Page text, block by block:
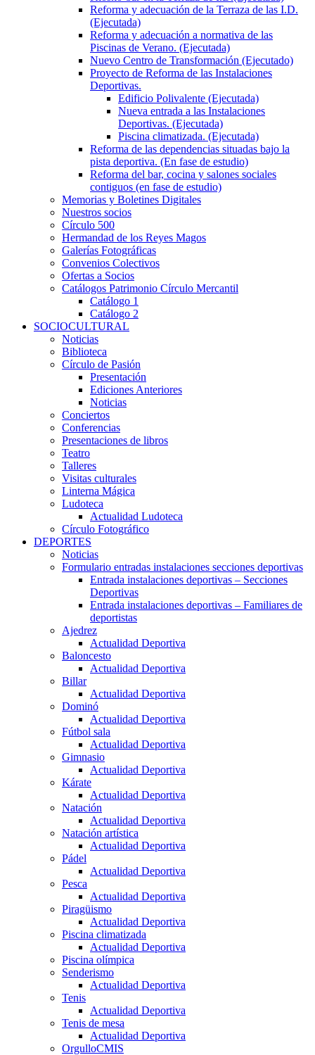
Reforma y adecuación de la Terraza de las I.D.
(Ejecutada)
Reforma y adecuación a normativa de las
Piscinas de Verano. (Ejecutada)
Nuevo Centro de Transformación (Ejecutado)
Proyecto de Reforma de las Instalaciones
Deportivas.
Edificio Polivalente (Ejecutada)
Nueva entrada a las Instalaciones
Deportivas. (Ejecutada)
Piscina climatizada. (Ejecutada)
Reforma de las dependencias situadas bajo la
pista deportiva. (En fase de estudio)
Reforma del bar, cocina y salones sociales
contiguos (en fase de estudio)
Memorias y Boletines Digitales
Nuestros socios
Círculo 500
Hermandad de los Reyes Magos
Galerías Fotográficas
Convenios Colectivos
Ofertas a Socios
Catálogos Patrimonio Círculo Mercantil
Catálogo 1
Catálogo 2
SOCIOCULTURAL
Noticias
Biblioteca
Círculo de Pasión
Presentación
Ediciones Anteriores
Noticias
Conciertos
Conferencias
Presentaciones de libros
Teatro
Talleres
Visitas culturales
Linterna Mágica
Ludoteca
Actualidad Ludoteca
Círculo Fotográfico
DEPORTES
Noticias
Formulario entradas instalaciones secciones deportivas
Entrada instalaciones deportivas – Secciones
Deportivas
Entrada instalaciones deportivas – Familiares de
deportistas
Ajedrez
Actualidad Deportiva
Baloncesto
Actualidad Deportiva
Billar
Actualidad Deportiva
Dominó
Actualidad Deportiva
Fútbol sala
Actualidad Deportiva
Gimnasio
Actualidad Deportiva
Kárate
Actualidad Deportiva
Natación
Actualidad Deportiva
Natación artística
Actualidad Deportiva
Pádel
Actualidad Deportiva
Pesca
Actualidad Deportiva
Piragüismo
Actualidad Deportiva
Piscina climatizada
Actualidad Deportiva
Piscina olímpica
Senderismo
Actualidad Deportiva
Tenis
Actualidad Deportiva
Tenis de mesa
Actualidad Deportiva
OrgulloCMIS